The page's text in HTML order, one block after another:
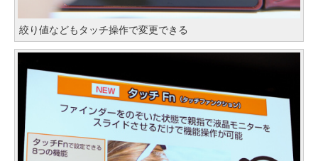
絞り値などもタッチ操作で変更できる